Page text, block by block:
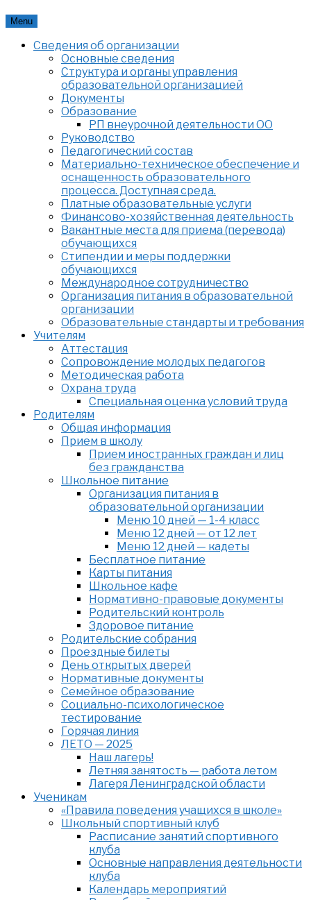
Skip
content
Menu
Сведения об организации
Основные сведения
Структура и органы управления
образовательной организацией
Документы
Образование
РП внеурочной деятельности ОО
Руководство
Педагогический состав
Материально-техническое обеспечение и
оснащенность образовательного
процесса. Доступная среда.
Платные образовательные услуги
Финансово-хозяйственная деятельность
Вакантные места для приема (перевода)
обучающихся
Стипендии и меры поддержки
обучающихся
Международное сотрудничество
Организация питания в образовательной
организации
Образовательные стандарты и требования
Учителям
Аттестация
Сопровождение молодых педагогов
Методическая работа
Охрана труда
Специальная оценка условий труда
Родителям
Общая информация
Прием в школу
Прием иностранных граждан и лиц
без гражданства
Школьное питание
Организация питания в
образовательной организации
Меню 10 дней — 1-4 класс
Меню 12 дней — от 12 лет
Меню 12 дней — кадеты
Бесплатное питание
Карты питания
Школьное кафе
Нормативно-правовые документы
Родительский контроль
Здоровое питание
Родительские собрания
Проездные билеты
День открытых дверей
Нормативные документы
Семейное образование
Cоциально-психологическое
тестирование
Горячая линия
ЛЕТО — 2025
Наш лагерь!
Летняя занятость — работа летом
Лагеря Ленинградской области
Ученикам
«Правила поведения учащихся в школе»
Школьный спортивный клуб
Расписание занятий спортивного
клуба
Основные направления деятельности
клуба
Календарь мероприятий